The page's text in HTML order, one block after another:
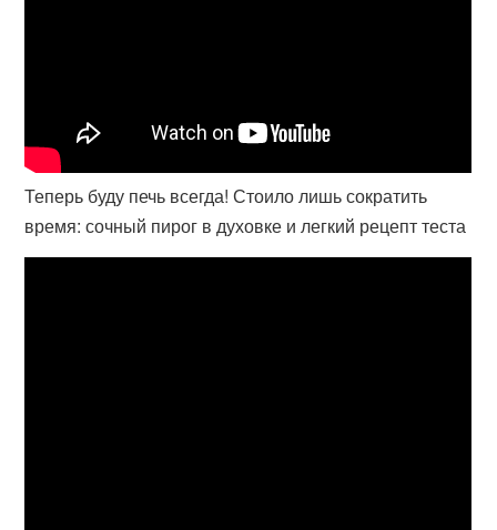
Теперь буду печь всегда! Стоило лишь сократить
время: сочный пирог в духовке и легкий рецепт теста